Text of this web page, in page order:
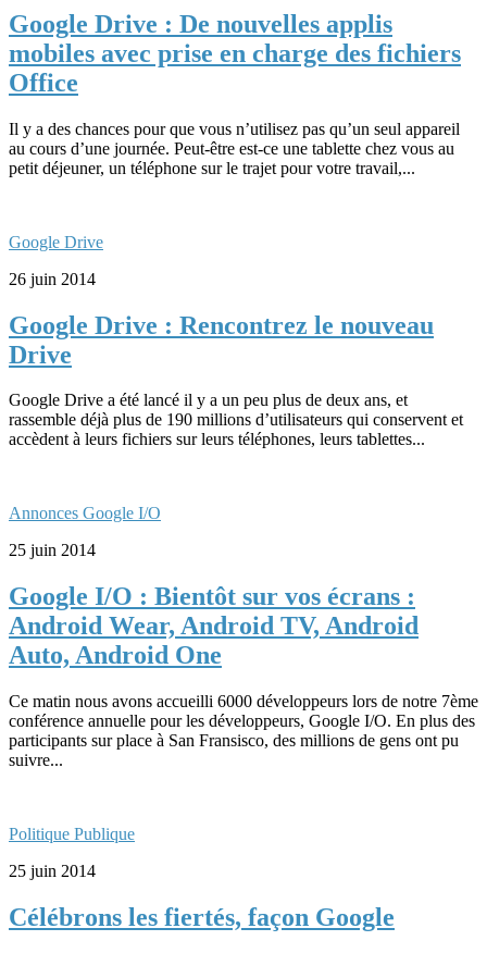
Google Drive : De nouvelles applis
mobiles avec prise en charge des fichiers
Office
Il y a des chances pour que vous n’utilisez pas qu’un seul appareil
au cours d’une journée. Peut-être est-ce une tablette chez vous au
petit déjeuner, un téléphone sur le trajet pour votre travail,...
Google Drive
26 juin 2014
Google Drive : Rencontrez le nouveau
Drive
Google Drive a été lancé il y a un peu plus de deux ans, et
rassemble déjà plus de 190 millions d’utilisateurs qui conservent et
accèdent à leurs fichiers sur leurs téléphones, leurs tablettes...
Annonces Google I/O
25 juin 2014
Google I/O : Bientôt sur vos écrans :
Android Wear, Android TV, Android
Auto, Android One
Ce matin nous avons accueilli 6000 développeurs lors de notre 7ème
conférence annuelle pour les développeurs, Google I/O. En plus des
participants sur place à San Fransisco, des millions de gens ont pu
suivre...
Politique Publique
25 juin 2014
Célébrons les fiertés, façon Google